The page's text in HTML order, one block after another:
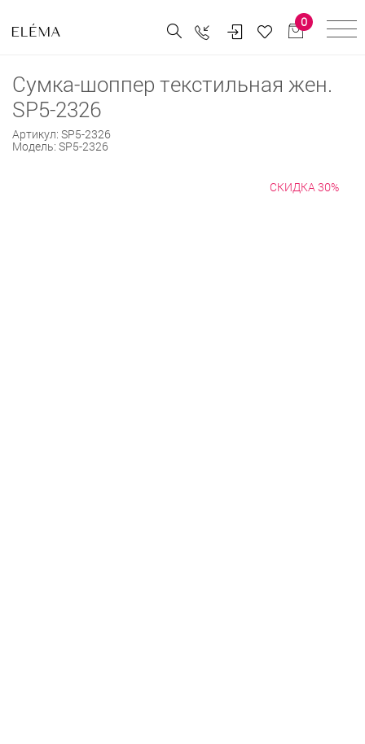
0
Сумка-шоппер текстильная жен.
SP5-2326
Артикул: SP5-2326
Модель: SP5-2326
СКИДКА 30%